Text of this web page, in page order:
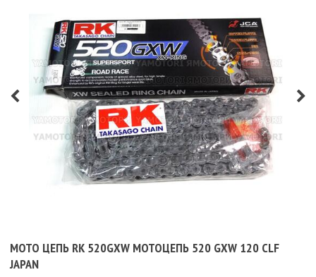
МОТО ЦЕПЬ RK 520GXW МОТОЦЕПЬ 520 GXW 120 CLF
JAPAN